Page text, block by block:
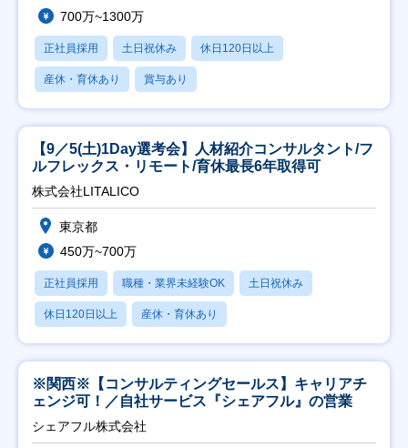
700万~1300万
正社員採用 土日祝休み 休日120日以上
産休・育休あり 賞与あり
【9／5(土)1Day選考会】人材紹介コンサルタント/フ
ルフレックス・リモート/育休最長6年取得可
株式会社LITALICO
東京都
450万~700万
正社員採用 職種・業界未経験OK 土日祝休み
休日120日以上 産休・育休あり
※関西※【コンサルティングセールス】キャリアチ
ェンジ可！／自社サービス『シェアフル』の営業
シェアフル株式会社